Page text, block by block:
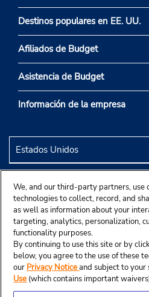
Destinos populares en EE. UU.
Afiliados de Budget
Asistencia de Budget
Información de la empresa
We, and our third-party partners, use
technologies to collect, record, and
as well as information about your
targeting, analytics, personalization,
functionality purposes.
By continuing to use this site or by
below, you agree to the use of these
our Privacy Noticeand subject to
Use (which contains important